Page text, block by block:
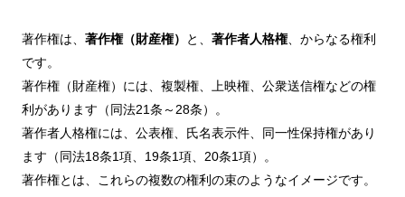
著作権は、 著作権（財産権） と、 著作者人格権、からなる権利
です。
著作権（財産権）には、複製権、上映権、公衆送信権などの権
利があります（同法21条～28条）。
著作者人格権には、公表権、氏名表示件、同一性保持権があり
ます（同法18条1項、19条1項、20条1項）。
著作権とは、これらの複数の権利の束のようなイメージです。